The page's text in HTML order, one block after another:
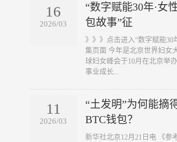
16
2026/03
“数字赋能30年·女
包故事”征
》》》点击进入“数字赋能30
集页面 今年是北京世界妇女
球妇女峰会于10月在北京举
事业成长...
11
2026/03
“土发明”为何能摘
BTC钱包？
新华社北京12月21日电 《参